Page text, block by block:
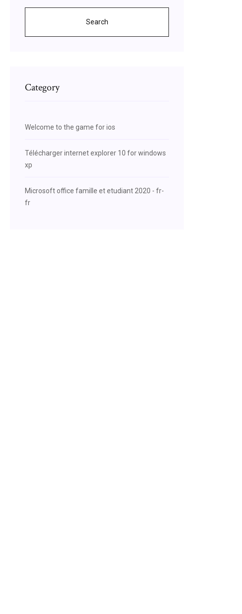
Search
Category
Welcome to the game for ios
Télécharger internet explorer 10 for windows
xp
Microsoft office famille et etudiant 2020 - fr-
fr